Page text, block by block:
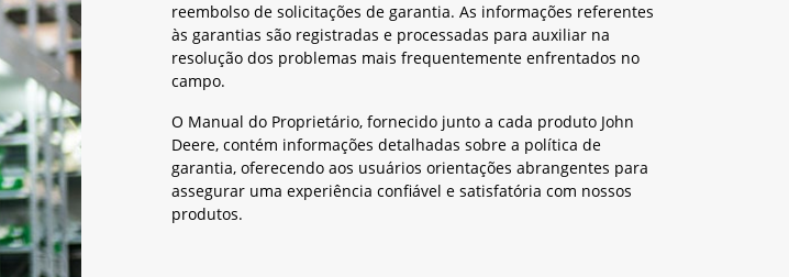
reembolso de solicitações de garantia. As informações referentes
às garantias são registradas e processadas para auxiliar na
resolução dos problemas mais frequentemente enfrentados no
campo.
O Manual do Proprietário, fornecido junto a cada produto John
Deere, contém informações detalhadas sobre a política de
garantia, oferecendo aos usuários orientações abrangentes para
assegurar uma experiência confiável e satisfatória com nossos
produtos.